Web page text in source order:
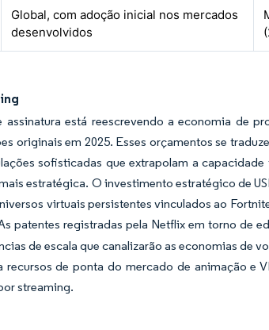
Global, com adoção inicial nos mercados
desenvolvidos
está reescrevendo a economia de
originais em 2025. Esses orçamentos se
sofisticadas que extrapolam a capacidade
estratégica. O investimento estratégico de
virtuais persistentes vinculados ao
patentes registradas pela Netflix em torno de
de escala que canalizarão as economias de
de ponta do mercado de animação e
streaming.